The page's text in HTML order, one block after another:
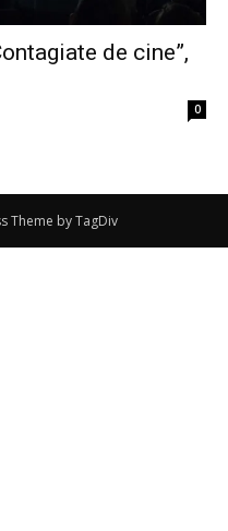
de cine”,
0
Theme by TagDiv